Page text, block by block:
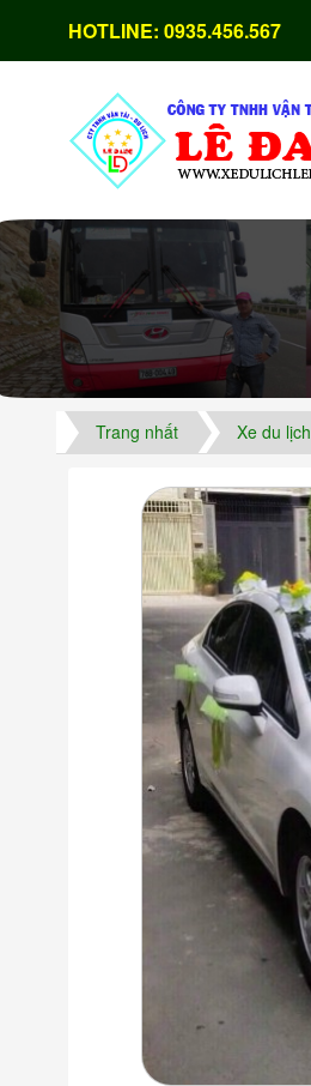
HOTLINE: 0935.456.567
Trang nhất Xe du lịch